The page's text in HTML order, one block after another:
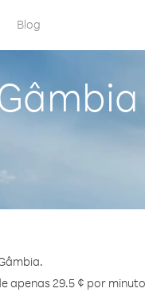
Blog
apenas 29.5 ¢ por